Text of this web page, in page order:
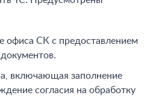
офиса СК с предоставлением
включающая заполнение
согласия на обработку